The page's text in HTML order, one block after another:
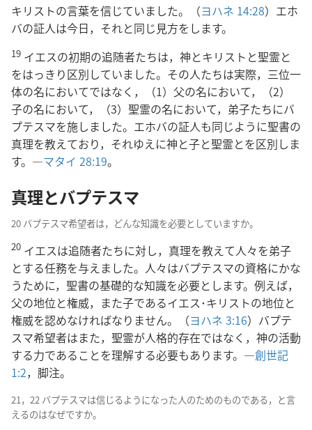
キリストの言葉を信じていました。（ヨハネ 14:28）エホ
バの証人は今日，それと同じ見方をします。
19 イエスの初期の追随者たちは，神とキリストと聖霊と
をはっきり区別していました。その人たちは実際，三位一
体の名においてではなく，（1）父の名において，（2）
子の名において，（3）聖霊の名において，弟子たちにバ
プテスマを施しました。エホバの証人も同じように聖書の
真理を教えており，それゆえに神と子と聖霊とを区別しま
す。―マタイ 28:19。
真理とバプテスマ
20 バプテスマ希望者は，どんな知識を必要としていますか。
20 イエスは追随者たちに対し，真理を教えて人々を弟子
とする任務を与えました。人々はバプテスマの資格にかな
うために，聖書の基礎的な知識を必要とします。例えば，
父の地位と権威，また子であるイエス･キリストの地位と
権威を認めなければなりません。（ヨハネ 3:16）バプテ
スマ希望者はまた，聖霊が人格的存在ではなく，神の活動
する力であることを理解する必要もあります。―創世記
1:2，脚注。
21，22 バプテスマは信じるようになった人のためのものである，と言
えるのはなぜですか。